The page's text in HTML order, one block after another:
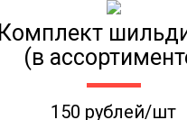
Комплект
(в
150 рублей/шт